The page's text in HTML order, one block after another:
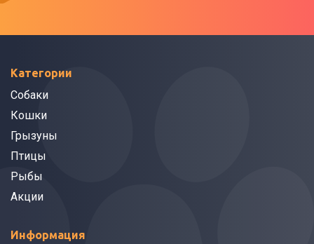
Категории
Собаки
Кошки
Грызуны
Птицы
Рыбы
Акции
Информация